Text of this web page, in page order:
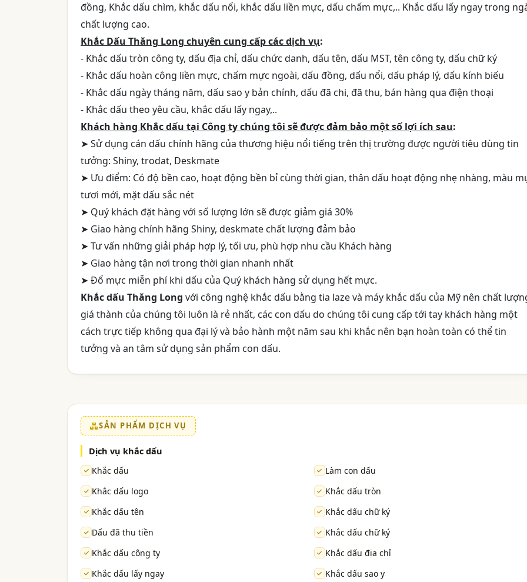
đồng, Khắc dấu chìm, khắc dấu nổi, khắc dấu liền mực, dấu chấm mực,.. Khắc dấu lấy ngay trong
chất lượng cao.
Khắc Dấu Thăng Long chuyên cung cấp các dịch vụ:
- Khắc dấu tròn công ty, dấu địa chỉ, dấu chức danh, dấu tên, dấu MST, tên công ty, dấu chữ ký
- Khắc dấu hoàn công liền mực, chấm mực ngoài, dấu đồng, dấu nổi, dấu pháp lý, dấu kính biếu
- Khắc dấu ngày tháng năm, dấu sao y bản chính, dấu đã chi, đã thu, bán hàng qua điện thoại
- Khắc dấu theo yêu cầu, khắc dấu lấy ngay,..
Khách hàng Khắc dấu tại Công ty chúng tôi sẽ được đảm bảo một số lợi ích sau:
➤ Sử dụng cán dấu chính hãng của thương hiệu nổi tiếng trên thị trường được người tiêu dùng tin
tưởng: Shiny, trodat, Deskmate
➤ Ưu điểm: Có độ bền cao, hoạt động bền bỉ cùng thời gian, thân dấu hoạt động nhẹ nhàng, màu
tươi mới, mặt dấu sắc nét
➤ Quý khách đặt hàng với số lượng lớn sẽ được giảm giá 30%
➤ Giao hàng chính hãng Shiny, deskmate chất lượng đảm bảo
➤ Tư vấn những giải pháp hợp lý, tối ưu, phù hợp nhu cầu Khách hàng
➤ Giao hàng tận nơi trong thời gian nhanh nhất
➤ Đổ mực miễn phí khi dấu của Quý khách hàng sử dụng hết mực.
Khắc dấu Thăng Long với công nghệ khắc dấu bằng tia laze và máy khắc dấu của Mỹ nên chất
giá thành của chúng tôi luôn là rẻ nhất, các con dấu do chúng tôi cung cấp tới tay khách hàng một
cách trực tiếp không qua đại lý và bảo hành một năm sau khi khắc nên bạn hoàn toàn có thể tin
tưởng và an tâm sử dụng sản phẩm con dấu.
SẢN PHẨM DỊCH VỤ
Dịch vụ khắc dấu
Khắc dấu
Làm con dấu
Khắc dấu logo
Khắc dấu tròn
Khắc dấu tên
Khắc dấu chữ ký
Dấu đã thu tiền
Khắc dấu chữ ký
Khắc dấu công ty
Khắc dấu địa chỉ
Khắc dấu lấy ngay
Khắc dấu sao y